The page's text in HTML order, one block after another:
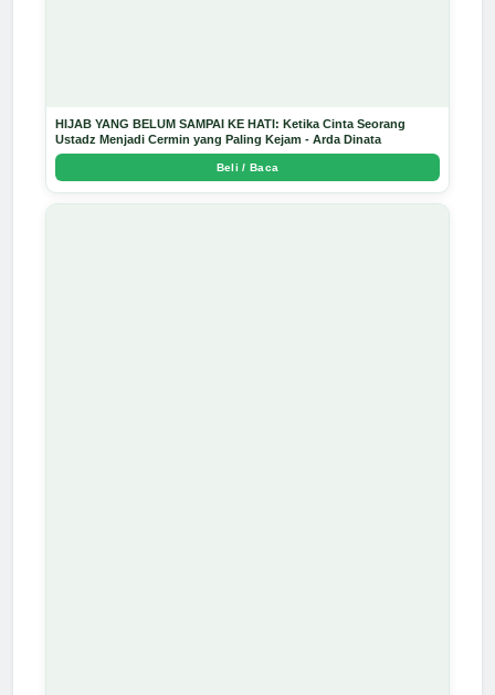
HIJAB YANG BELUM SAMPAI KE HATI: Ketika Cinta Seorang
Ustadz Menjadi Cermin yang Paling Kejam - Arda Dinata
Beli / Baca